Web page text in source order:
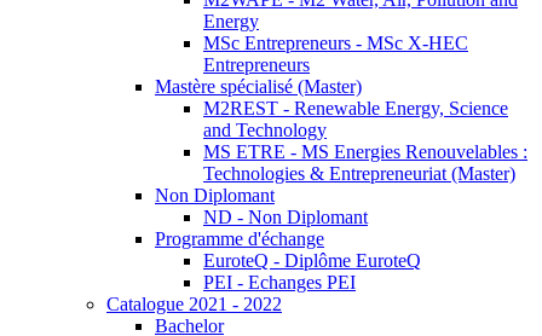
Energy
MSc Entrepreneurs - MSc X-HEC
Entrepreneurs
Mastère spécialisé (Master)
M2REST - Renewable Energy, Science
and Technology
MS ETRE - MS Energies Renouvelables :
Technologies & Entrepreneuriat (Master)
Non Diplomant
ND - Non Diplomant
Programme d'échange
EuroteQ - Diplôme EuroteQ
PEI - Echanges PEI
Catalogue 2021 - 2022
Bachelor